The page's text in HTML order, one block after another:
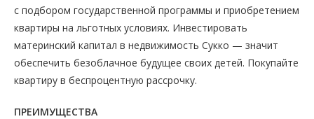
с подбором государственной программы и приобретением
квартиры на льготных условиях. Инвестировать
материнский капитал в недвижимость Сукко — значит
обеспечить безоблачное будущее своих детей. Покупайте
квартиру в беспроцентную рассрочку.
ПРЕИМУЩЕСТВА